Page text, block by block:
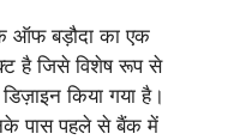
बड़ौदा का एक
है जिसे विशेष रूप से
किया गया है।
पास पहले से बैंक में